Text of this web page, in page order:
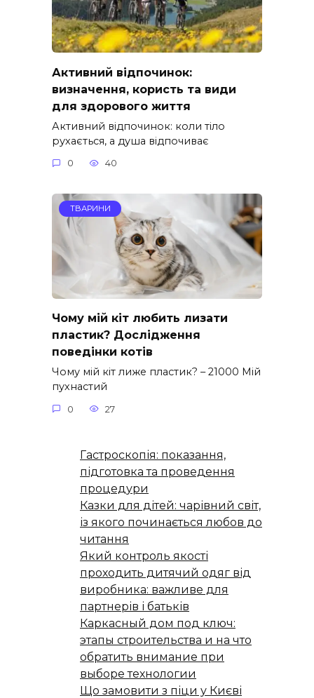
Активний відпочинок:
визначення, користь та види
для здорового життя
Активний відпочинок: коли тіло
рухається, а душа відпочиває
0 40
ТВАРИНИ
Чому мій кіт любить лизати
пластик? Дослідження
поведінки котів
Чому мій кіт лиже пластик? – 21000 Мій
пухнастий
0 27
Гастроскопія: показання,
підготовка та проведення
процедури
Казки для дітей: чарівний світ,
із якого починається любов до
читання
Який контроль якості
проходить дитячий одяг від
виробника: важливе для
партнерів і батьків
Каркасный дом под ключ:
этапы строительства и на что
обратить внимание при
выборе технологии
Що замовити з піци у Києві